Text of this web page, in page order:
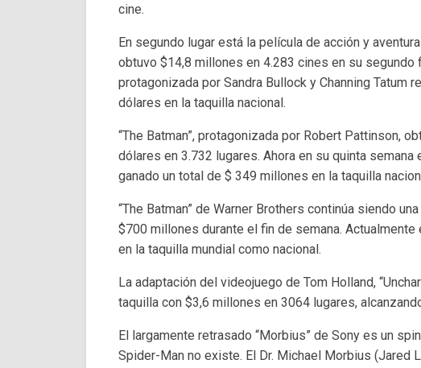
cine.
En segundo lugar está la película de acción y
obtuvo $14,8 millones en 4.283 cines en su segundo
protagonizada por Sandra Bullock y Channing Tatum
dólares en la taquilla nacional.
“The Batman”, protagonizada por Robert Pattinson,
dólares en 3.732 lugares. Ahora en su quinta semana
ganado un total de $ 349 millones en la taquilla
“The Batman” de Warner Brothers continúa siendo
$700 millones durante el fin de semana.
en la taquilla mundial como nacional.
La adaptación del videojuego de Tom Holland,
taquilla con $3,6 millones en 3064 lugares,
El largamente retrasado “Morbius” de Sony es un
Spider-Man no existe. El Dr. Michael Morbius (Jared